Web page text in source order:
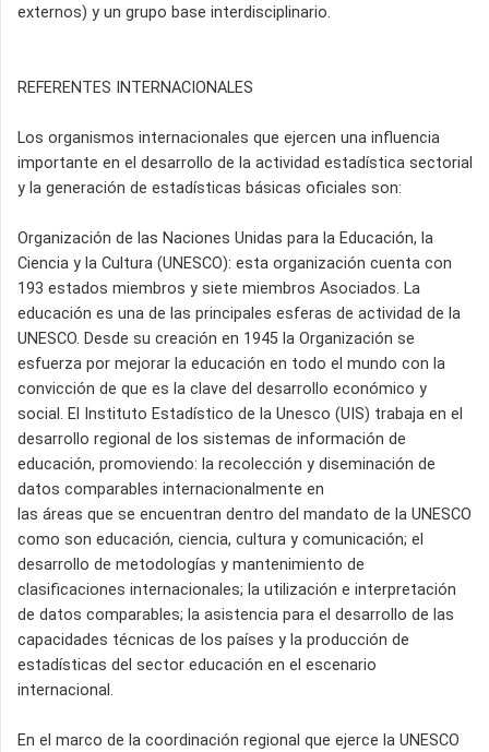
externos) y un grupo base interdisciplinario.
REFERENTES INTERNACIONALES
Los organismos internacionales que ejercen una influencia
importante en el desarrollo de la actividad estadística sectorial
y la generación de estadísticas básicas oficiales son:
Organización de las Naciones Unidas para la Educación, la
Ciencia y la Cultura (UNESCO): esta organización cuenta con
193 estados miembros y siete miembros Asociados. La
educación es una de las principales esferas de actividad de la
UNESCO. Desde su creación en 1945 la Organización se
esfuerza por mejorar la educación en todo el mundo con la
convicción de que es la clave del desarrollo económico y
social. El Instituto Estadístico de la Unesco (UIS) trabaja en el
desarrollo regional de los sistemas de información de
educación, promoviendo: la recolección y diseminación de
datos comparables internacionalmente en
las áreas que se encuentran dentro del mandato de la UNESCO
como son educación, ciencia, cultura y comunicación; el
desarrollo de metodologías y mantenimiento de
clasificaciones internacionales; la utilización e interpretación
de datos comparables; la asistencia para el desarrollo de las
capacidades técnicas de los países y la producción de
estadísticas del sector educación en el escenario
internacional.
En el marco de la coordinación regional que ejerce la UNESCO